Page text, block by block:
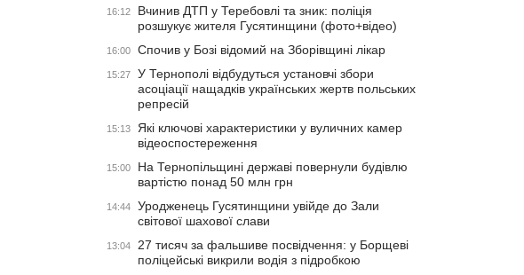
16:12
Вчинив ДТП у Теребовлі та зник: поліція
розшукує жителя Гусятинщини (фото+відео)
16:00 Спочив у Бозі відомий на Зборівщині лікар
15:27
У Тернополі відбудуться установчі збори
асоціації нащадків українських жертв польських
репресій
15:13
Які ключові характеристики у вуличних камер
відеоспостереження
15:00
На Тернопільщині державі повернули будівлю
вартістю понад 50 млн грн
14:44
Уродженець Гусятинщини увійде до Зали
світової шахової слави
13:04
27 тисяч за фальшиве посвідчення: у Борщеві
поліцейські викрили водія з підробкою